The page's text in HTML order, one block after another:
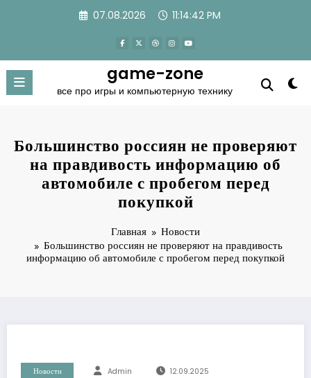
07.08.2026 11:14:43 PM
game-zone
все про игры и компьютерную технику
Большинство россиян не проверяют
на правдивость информацию об
автомобиле с пробегом перед
покупкой
Главная
Новости
Большинство россиян не проверяют на правдивость
информацию об автомобиле с пробегом перед покупкой
Новости Admin 12.09.2025